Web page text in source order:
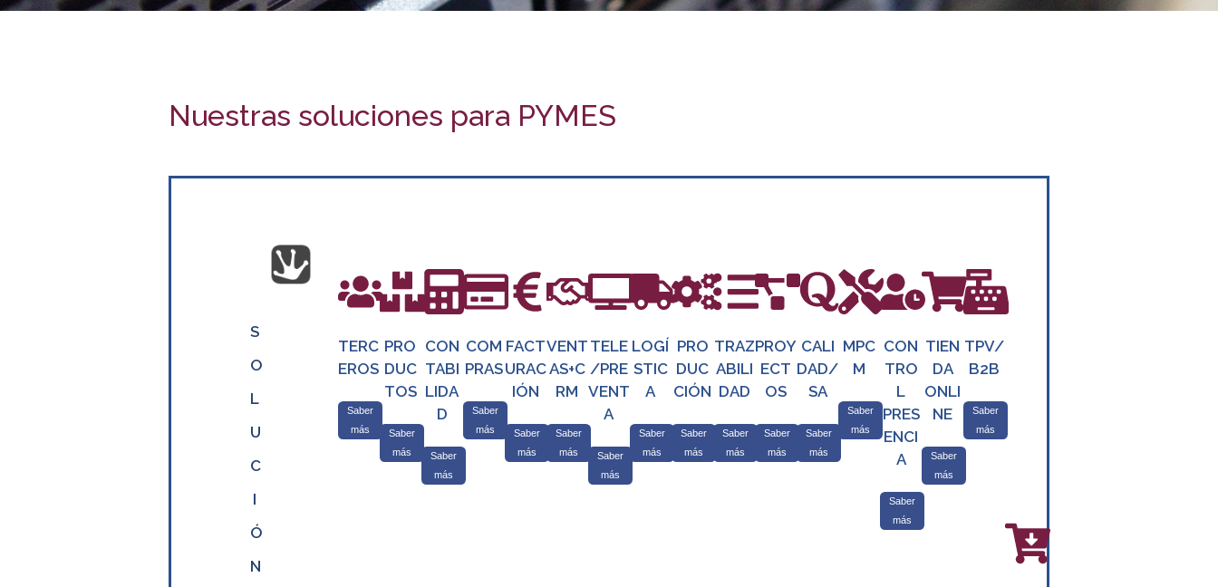
Nuestras soluciones para PYMES
S
O
L
U
C
I
Ó
N
TERC
EROS
Saber
más
PRO
DUC
TOS
Saber
más
CON
TABI
LIDA
D
Saber
más
COM
PRAS
Saber
más
FACT
URAC
IÓN
Saber
más
VENT
AS+C
RM
Saber
más
TELE
/PRE
VENT
A
Saber
más
LOGÍ
STIC
A
Saber
más
PRO
DUC
CIÓN
Saber
más
TRAZ
ABILI
DAD
Saber
más
PROY
ECT
OS
Saber
más
CALI
DAD/
SA
Saber
más
MPC
M
Saber
más
CON
TRO
L
PRES
ENCI
A
Saber
más
TIEN
DA
ONLI
NE
Saber
más
TPV/
B2B
Saber
más